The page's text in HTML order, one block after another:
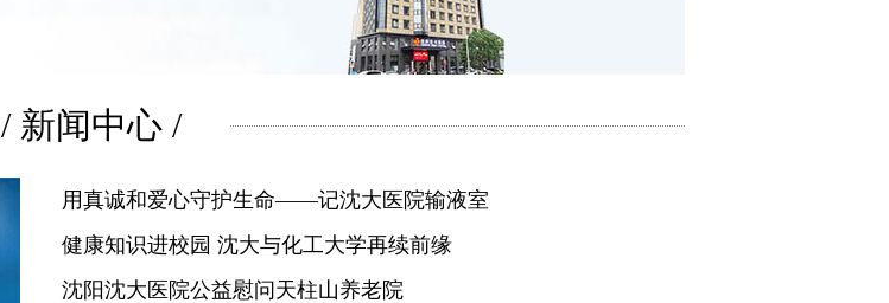
/ 新闻中心 /
用真诚和爱心守护生命——记沈大医院输液室
健康知识进校园 沈大与化工大学再续前缘
沈阳沈大医院公益慰问天柱山养老院